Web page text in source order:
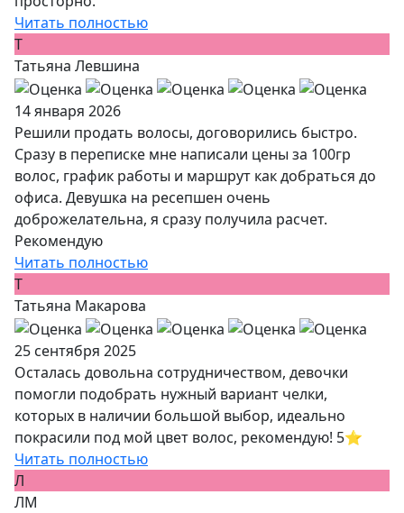
Читать полностью
Т
Татьяна Левшина
14 января 2026
Решили продать волосы, договорились быстро.
Сразу в переписке мне написали цены за 100гр
волос, график работы и маршрут как добраться до
офиса. Девушка на ресепшен очень
доброжелательна, я сразу получила расчет.
Рекомендую
Читать полностью
Т
Татьяна Макарова
25 сентября 2025
Осталась довольна сотрудничеством, девочки
помогли подобрать нужный вариант челки,
которых в наличии большой выбор, идеально
покрасили под мой цвет волос, рекомендую! 5⭐️
Читать полностью
Л
ЛМ